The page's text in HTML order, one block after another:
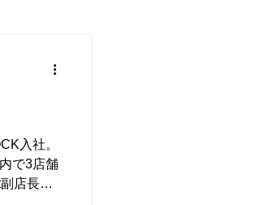
入社。
で3店舗
店長。